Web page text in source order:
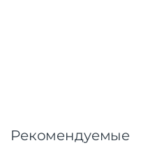
Рекомендуемые